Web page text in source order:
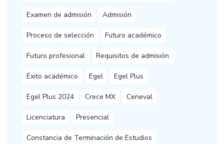
Examen de admisión Admisión
Proceso de selección Futuro académico
Futuro profesional Requisitos de admisión
Éxito académico Egel Egel Plus
Egel Plus 2024 Crece MX Ceneval
Licenciatura Presencial
Constancia de Terminación de Estudios